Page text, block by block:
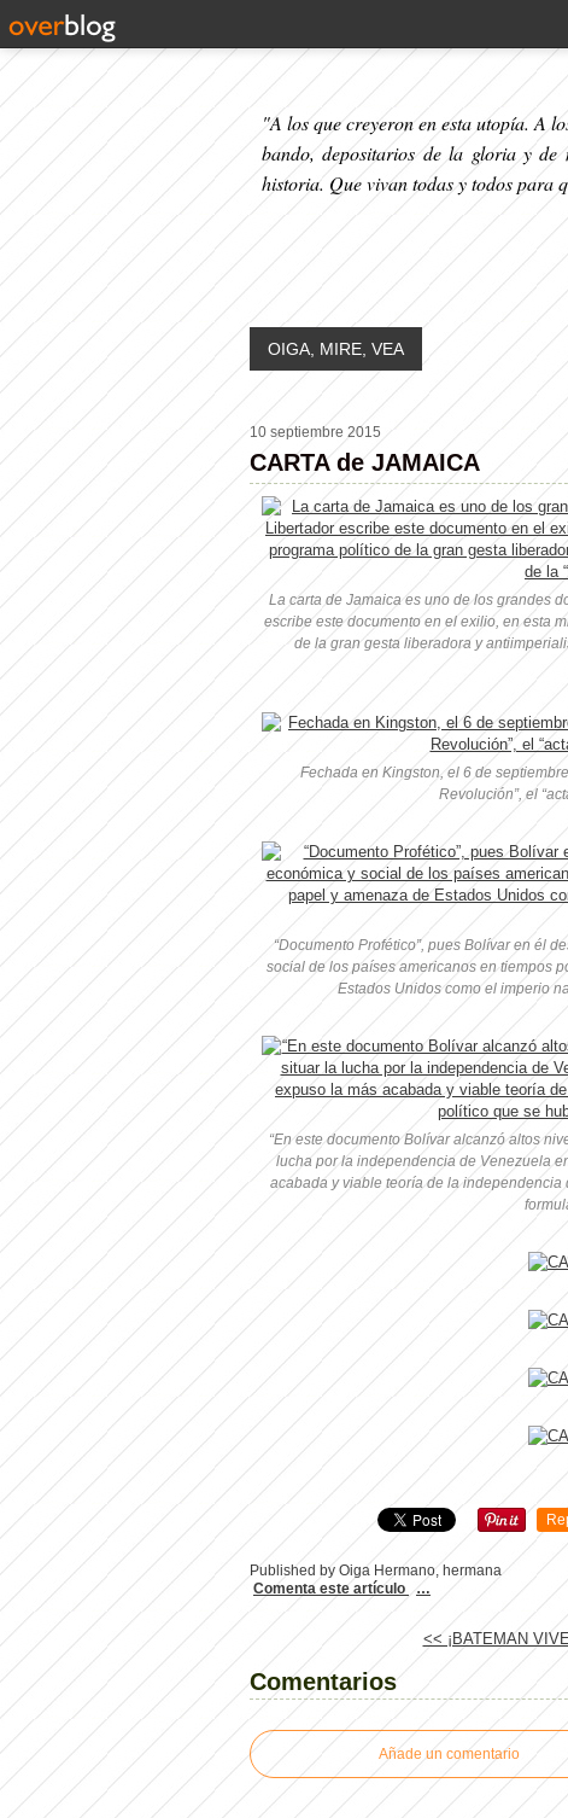
"A los que creyeron en esta utopía. A
bando, depositarios de la gloria y
historia. Que vivan todas y todos para
OIGA, MIRE, VEA
10 septiembre 2015
CARTA de JAMAICA
La carta de Jamaica es uno de los grandes
escribe este documento en el exilio, en esta
de la gran gesta liberadora y
Fechada en Kingston, el 6 de
Revolución”, el
“Documento Profético”, pues Bolívar en él
social de los países americanos en tiempos
Estados Unidos como el imperio
“En este documento Bolívar alcanzó altos
lucha por la independencia de Venezuela
acabada y viable teoría de la
Published by Oiga Hermano, hermana
Comenta este artículo
…
<< ¡BATEMAN
Comentarios
Añade un comentario